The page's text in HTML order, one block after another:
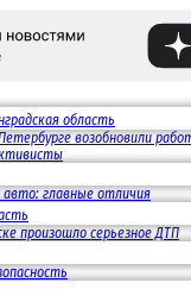
область
возобновили
главные отличия
произошло серьезное ДТП